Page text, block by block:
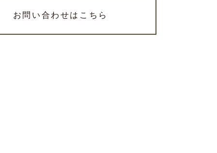
お問い合わせはこちら